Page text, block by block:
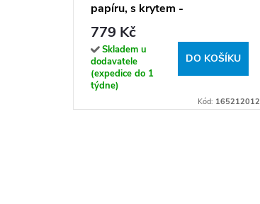
papíru, s krytem -
165212012
779 Kč
Skladem u
dodavatele
(expedice do 1
týdne)
DO KOŠÍKU
Kód: 165212012